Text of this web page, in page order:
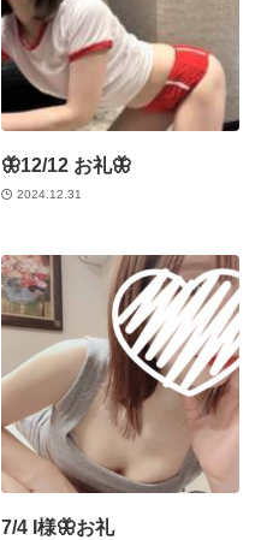
🦋12/12 お礼🦋
2024.12.31
7/4 I様🦋お礼